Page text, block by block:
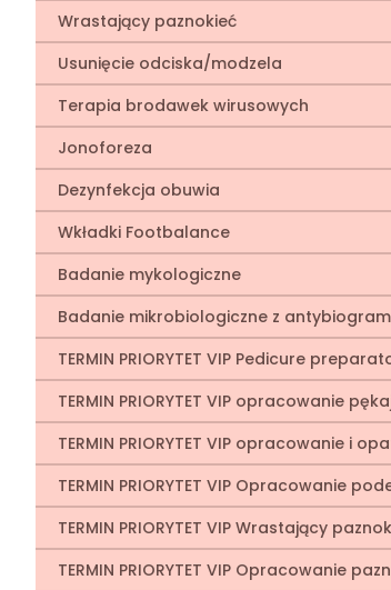
Wrastający paznokieć
Usunięcie odciska/modzela
Terapia brodawek wirusowych
Jonoforeza
Dezynfekcja obuwia
Wkładki Footbalance
Badanie mykologiczne
Badanie mikrobiologiczne z
TERMIN PRIORYTET VIP Pedicure
TERMIN PRIORYTET VIP opracowanie
TERMIN PRIORYTET VIP opracowanie i
TERMIN PRIORYTET VIP Opracowanie
TERMIN PRIORYTET VIP Wrastający
TERMIN PRIORYTET VIP Opracowanie